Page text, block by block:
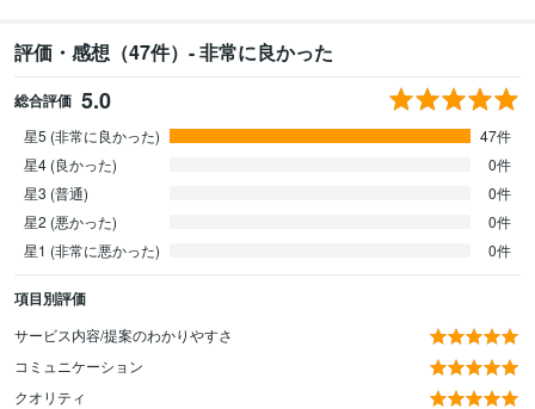
評価・感想（47件）- 非常に良かった
総合評価 5.0
星5 (非常に良かった)
47件
星4 (良かった)
0件
星3 (普通)
0件
星2 (悪かった)
0件
星1 (非常に悪かった)
0件
項目別評価
サービス内容/提案のわかりやすさ
コミュニケーション
クオリティ